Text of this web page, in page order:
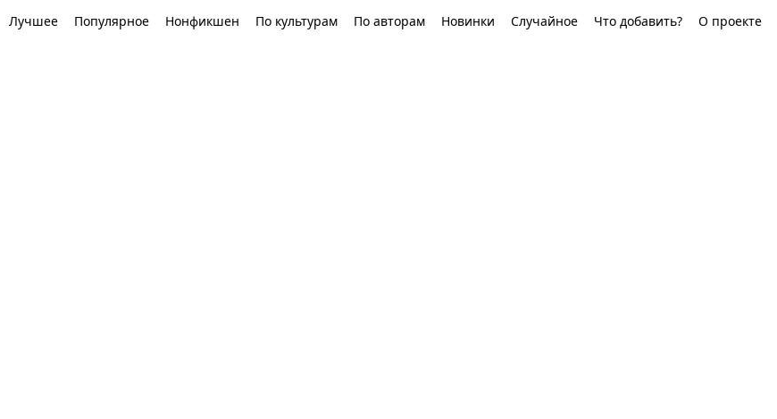
Лучшее Популярное Нонфикшен По культурам По авторам Новинки Случайное Что добавить? О проекте